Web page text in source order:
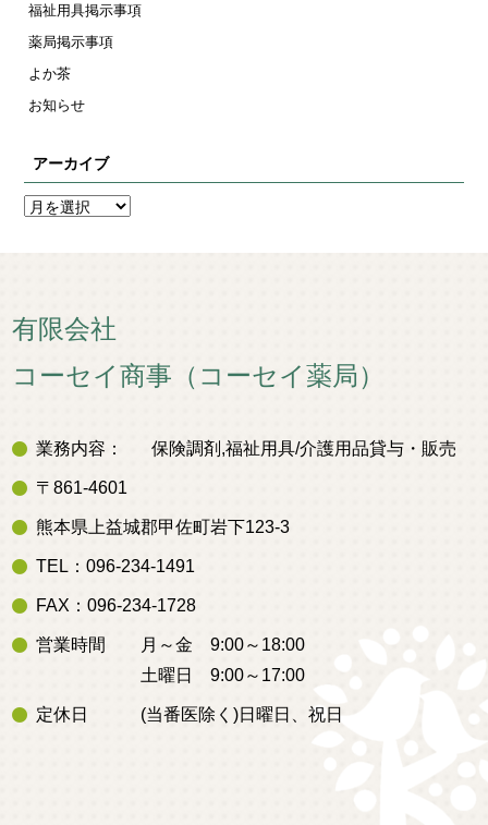
福祉用具掲示事項
薬局掲示事項
よか茶
お知らせ
アーカイブ
有限会社
コーセイ商事（コーセイ薬局）
業務内容： 保険調剤,福祉用具/介護用品貸与・販売
〒861-4601
熊本県上益城郡甲佐町岩下123-3
TEL：096-234-1491
FAX：096-234-1728
営業時間
月～金 9:00～18:00
土曜日 9:00～17:00
定休日 (当番医除く)日曜日、祝日